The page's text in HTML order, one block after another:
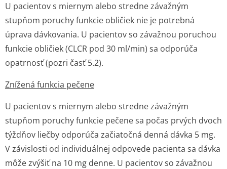
U pacientov s miernym alebo stredne závažným
stupňom poruchy funkcie obličiek nie je potrebná
úprava dávkovania. U pacientov so závažnou poruchou
funkcie obličiek (CLCR pod 30 ml/min) sa odporúča
opatrnosť (pozri časť 5.2).
Znížená funkcia pečene
U pacientov s miernym alebo stredne závažným
stupňom poruchy funkcie pečene sa počas prvých dvoch
týždňov liečby odporúča začiatočná denná dávka 5 mg.
V závislosti od individuálnej odpovede pacienta sa dávka
môže zvýšiť na 10 mg denne. U pacientov so závažnou